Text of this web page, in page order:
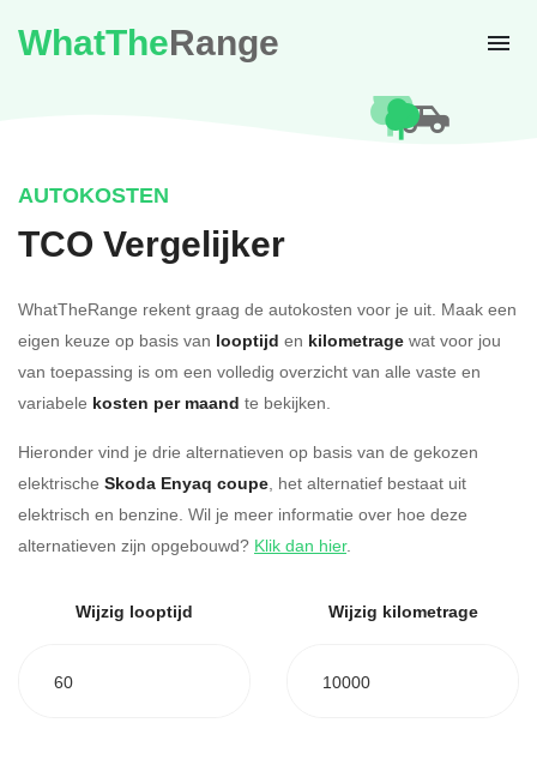
WhatTheRange
AUTOKOSTEN
TCO Vergelijker
WhatTheRange rekent graag de autokosten voor je uit. Maak een
eigen keuze op basis van looptijd en kilometrage wat voor jou
van toepassing is om een volledig overzicht van alle vaste en
variabele kosten per maand te bekijken.
Hieronder vind je drie alternatieven op basis van de gekozen
elektrische Skoda Enyaq coupe, het alternatief bestaat uit
elektrisch en benzine. Wil je meer informatie over hoe deze
alternatieven zijn opgebouwd? Klik dan hier.
Wijzig looptijd
60
Wijzig kilometrage
10000